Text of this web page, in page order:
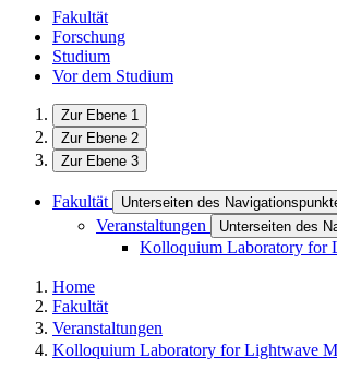
Fakultät
Forschung
Studium
Vor dem Studium
Zur Ebene 1
Zur Ebene 2
Zur Ebene 3
Fakultät Unterseiten des
Veranstaltungen Unterseiten des
Kolloquium Laboratory for
Home
Fakultät
Veranstaltungen
Kolloquium Laboratory for Lightwave